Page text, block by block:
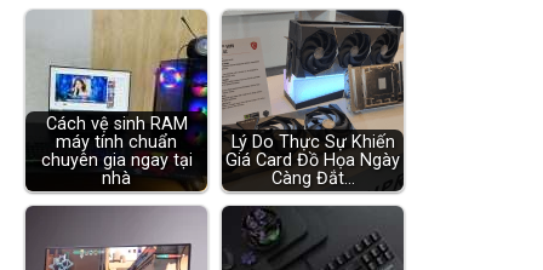
Cách vệ sinh RAM
máy tính chuẩn
chuyên gia ngay tại
nhà
Lý Do Thực Sự Khiến
Giá Card Đồ Họa Ngày
Càng Đắt…